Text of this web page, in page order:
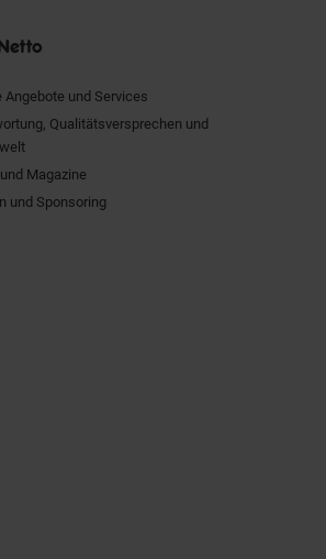
Angebote und Services
Qualitätsversprechen und
Magazine
und Sponsoring